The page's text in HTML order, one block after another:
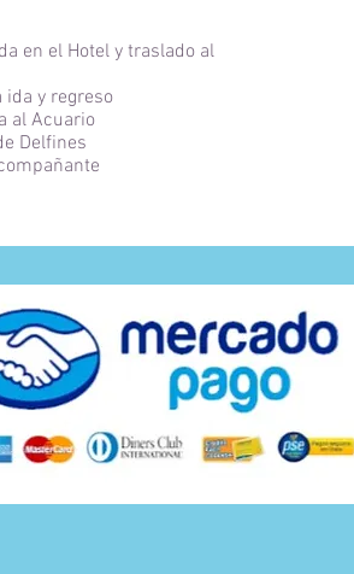
en el Hotel y traslado al
ida y regreso
al Acuario
Delfines